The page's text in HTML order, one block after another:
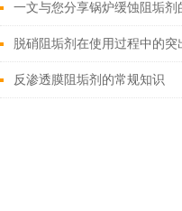
一文与您分享锅炉缓蚀阻垢剂
要功能
脱硝阻垢剂在使用过程中的突
果介绍
反渗透膜阻垢剂的常规知识